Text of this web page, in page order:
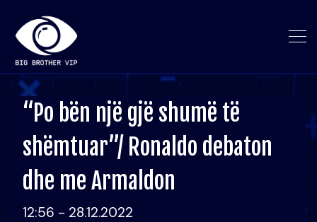
“Po bën një gjë shumë të
shëmtuar”/ Ronaldo debaton
dhe me Armaldon
12:56 - 28.12.2022